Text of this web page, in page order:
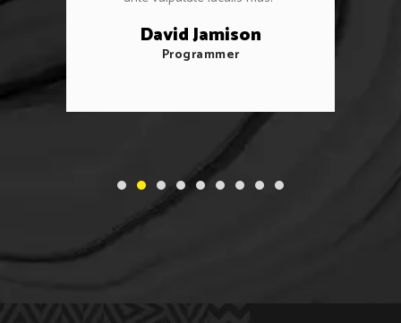
David Jamison
Programmer